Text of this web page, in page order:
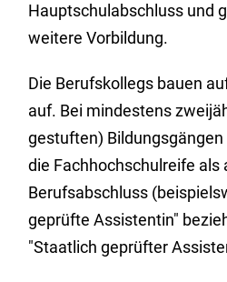
Hauptschulabschluss und
weitere Vorbildung.
Die Berufskollegs bauen
auf. Bei mindestens
gestuften) Bildungsgängen
die Fachhochschulreife als
Berufsabschluss
geprüfte Assistentin"
"Staatlich geprüfter